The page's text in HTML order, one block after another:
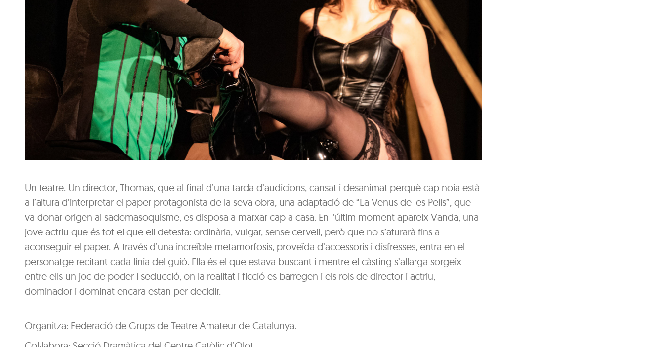
Un teatre. Un director, Thomas, que al final d’una tarda d’audicions, cansat i desanimat perquè cap noia està
a l’altura d’interpretar el paper protagonista de la seva obra, una adaptació de “La Venus de les Pells”, que
va donar origen al sadomasoquisme, es disposa a marxar cap a casa. En l’últim moment apareix Vanda, una
jove actriu que és tot el que ell detesta: ordinària, vulgar, sense cervell, però que no s’aturarà fins a
aconseguir el paper. A través d’una increïble metamorfosis, proveïda d’accessoris i disfresses, entra en el
personatge recitant cada línia del guió. Ella és el que estava buscant i mentre el càsting s’allarga sorgeix
entre ells un joc de poder i seducció, on la realitat i ficció es barregen i els rols de director i actriu,
dominador i dominat encara estan per decidir.
Organitza: Federació de Grups de Teatre Amateur de Catalunya.